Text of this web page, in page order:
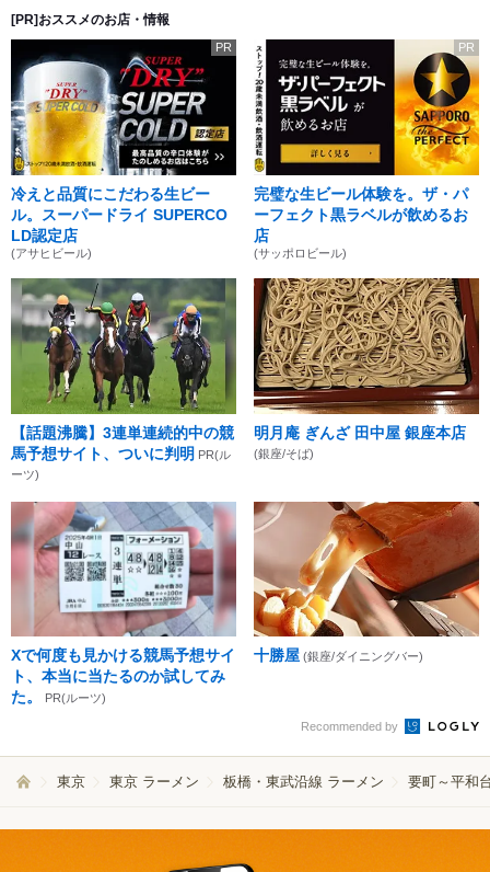
[PR]おススメのお店・情報
PR
冷えと品質にこだわる生ビー
ル。スーパードライ SUPERCO
LD認定店
(アサヒビール)
PR
完璧な生ビール体験を。ザ・パ
ーフェクト黒ラベルが飲めるお
店
(サッポロビール)
【話題沸騰】3連単連続的中の競
馬予想サイト、ついに判明 PR(ル
ーツ)
明月庵 ぎんざ 田中屋 銀座本店
(銀座/そば)
Xで何度も見かける競馬予想サイ
ト、本当に当たるのか試してみ
た。
PR(ルーツ)
十勝屋 (銀座/ダイニングバー)
Recommended by
東京 東京 ラーメン 板橋・東武沿線 ラーメン 要町～平和